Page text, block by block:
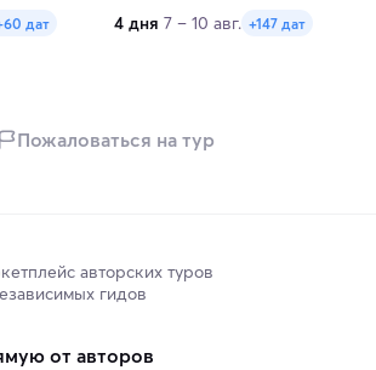
дат 4 дня 7 – 10 авг. +147 дат
Пожаловаться на тур
авторских туров
гидов
от авторов